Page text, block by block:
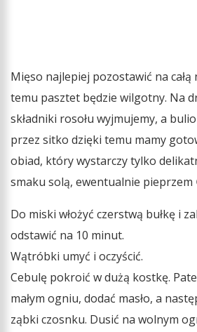
Mięso najlepiej pozostawić na całą
temu pasztet będzie wilgotny. Na
składniki rosołu wyjmujemy, a
przez sitko dzięki temu mamy
obiad, który wystarczy tylko
smaku solą, ewentualnie pieprzem
Do miski włożyć czerstwą bułkę i
odstawić na 10 minut.
Wątróbki umyć i oczyścić.
Cebulę pokroić w dużą kostkę.
małym ogniu, dodać masło, a
ząbki czosnku. Dusić na wolnym